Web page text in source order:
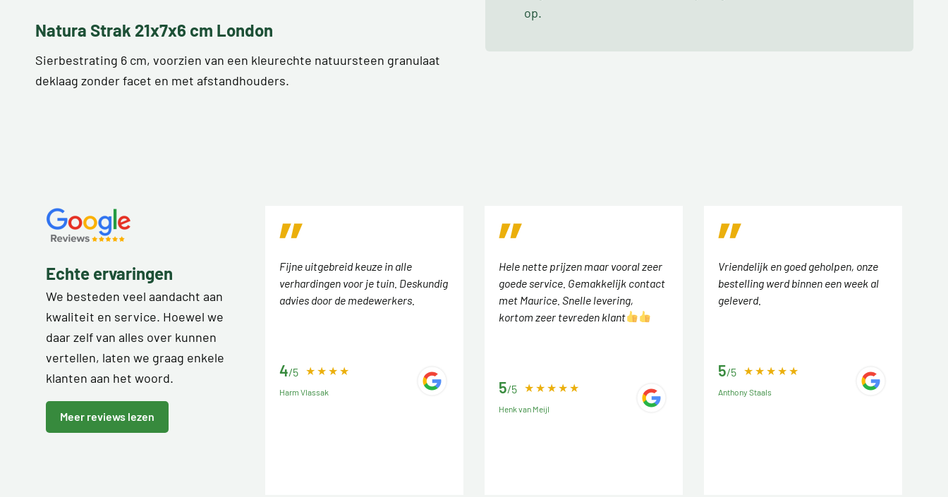
Natura Strak 21x7x6 cm London
Sierbestrating 6 cm, voorzien van een kleurechte natuursteen granulaat
deklaag zonder facet en met afstandhouders.
op.
Echte ervaringen
We besteden veel aandacht aan
kwaliteit en service. Hoewel we
daar zelf van alles over kunnen
vertellen, laten we graag enkele
klanten aan het woord.
Meer reviews lezen
Fijne uitgebreid keuze in alle
verhardingen voor je tuin. Deskundig
advies door de medewerkers.
4/5
Harm Vlassak
Hele nette prijzen maar vooral zeer
goede service. Gemakkelijk contact
met Maurice. Snelle levering,
kortom zeer tevreden klant
5/5
Henk van Meijl
Vriendelijk en goed geholpen, onze
bestelling werd binnen een week al
geleverd.
5/5
Anthony Staals